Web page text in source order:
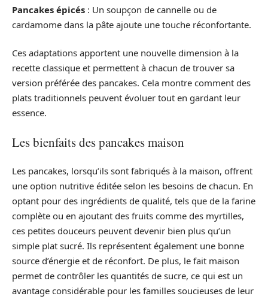
Pancakes épicés : Un soupçon de cannelle ou de
cardamome dans la pâte ajoute une touche réconfortante.
Ces adaptations apportent une nouvelle dimension à la
recette classique et permettent à chacun de trouver sa
version préférée des pancakes. Cela montre comment des
plats traditionnels peuvent évoluer tout en gardant leur
essence.
Les bienfaits des pancakes maison
Les pancakes, lorsqu’ils sont fabriqués à la maison, offrent
une option nutritive éditée selon les besoins de chacun. En
optant pour des ingrédients de qualité, tels que de la farine
complète ou en ajoutant des fruits comme des myrtilles,
ces petites douceurs peuvent devenir bien plus qu’un
simple plat sucré. Ils représentent également une bonne
source d’énergie et de réconfort. De plus, le fait maison
permet de contrôler les quantités de sucre, ce qui est un
avantage considérable pour les familles soucieuses de leur